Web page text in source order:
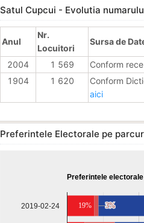
Satul Cupcui - Evolutia
Anul
Nr.
Locuitori
Sursa de
2004 1 569
Conform
1904
1 620
Conform
aici
Preferintele Electorale pe
Preferintele
2019-02-24 19% 3%
3%